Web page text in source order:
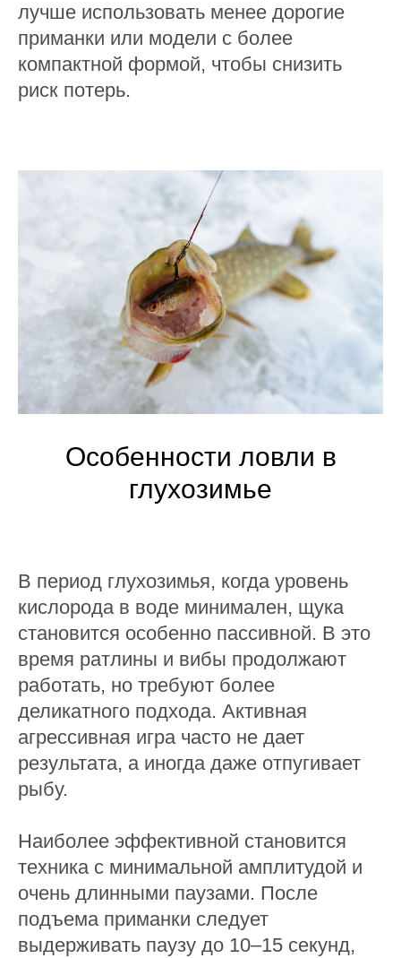
лучше использовать менее дорогие
приманки или модели с более
компактной формой, чтобы снизить
риск потерь.
Особенности ловли в
глухозимье
В период глухозимья, когда уровень
кислорода в воде минимален, щука
становится особенно пассивной. В это
время ратлины и вибы продолжают
работать, но требуют более
деликатного подхода. Активная
агрессивная игра часто не дает
результата, а иногда даже отпугивает
рыбу.
Наиболее эффективной становится
техника с минимальной амплитудой и
очень длинными паузами. После
подъема приманки следует
выдерживать паузу до 10–15 секунд,